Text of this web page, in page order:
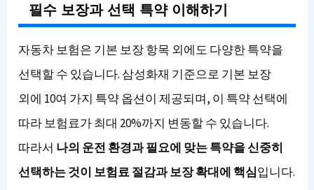
필수 보장과 선택 특약 이해하기
자동차 보험은 기본 보장 항목 외에도 다양한 특약을
선택할 수 있습니다. 삼성화재 기준으로 기본 보장
외에 10여 가지 특약 옵션이 제공되며, 이 특약 선택에
따라 보험료가 최대 20%까지 변동할 수 있습니다.
따라서 나의 운전 환경과 필요에 맞는 특약을 신중히
선택하는 것이 보험료 절감과 보장 확대에 핵심입니다.